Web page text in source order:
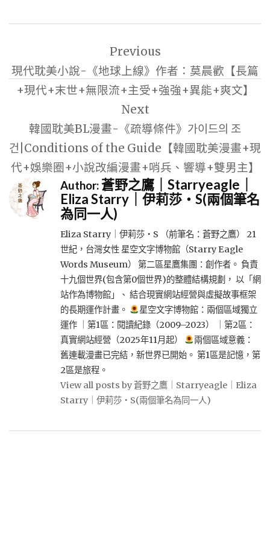
導
覽
Previous
現代耽美小說-《地球上線》作者：莫晨歡【長篇
+現代+末世+無限流+主受+強強+異能+爽文】
Next
韓國耽美BL漫畫-《疏導條件》가이드의 조
건|Conditions of the Guide【韓國耽美漫畫+現
代+娛樂圈+小說改編漫畫+哨兵、響導+雙男主】
Author:蒼野之鷹｜Starryeagle｜
Eliza Starry｜伊莉莎・S(兩個筆名
為同一人)
Eliza Starry｜伊莉莎・S （前筆名：蒼野之鷹） 21
世紀，台灣女性 星空文字博物館（Starry Eagle
Words Museum） 第二區星鷹集團：創作者。 負責
十九個世界(包含第0個世界)的整體結構規劃， 以「網
站作為博物館」、 結合現實網站經營與虛擬故事框架
的長期運作計畫。
星空文字博物館：兩個區域獨立
運作 ｜第1區：閱讀紀錄（2009–2023） ｜第2區：
真實網站經營（2025年11月起）
兩個區域意義：
舊連載漫畫已完結，新世界已開始。 第1區是記憶，第
2區是旅程。
View all posts by 蒼野之鷹｜Starryeagle｜Eliza
Starry｜伊莉莎・S(兩個筆名為同一人)